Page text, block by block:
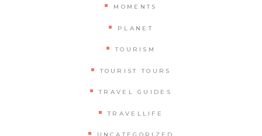
MOMENTS
PLANET
TOURISM
TOURIST TOURS
TRAVEL GUIDES
TRAVELLIFE